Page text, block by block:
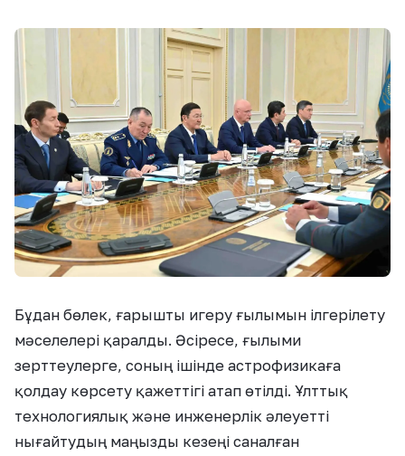
Бұдан бөлек, ғарышты игеру ғылымын ілгерілету
мәселелері қаралды. Әсіресе, ғылыми
зерттеулерге, соның ішінде астрофизикаға
қолдау көрсету қажеттігі атап өтілді. Ұлттық
технологиялық және инженерлік әлеуетті
нығайтудың маңызды кезеңі саналған